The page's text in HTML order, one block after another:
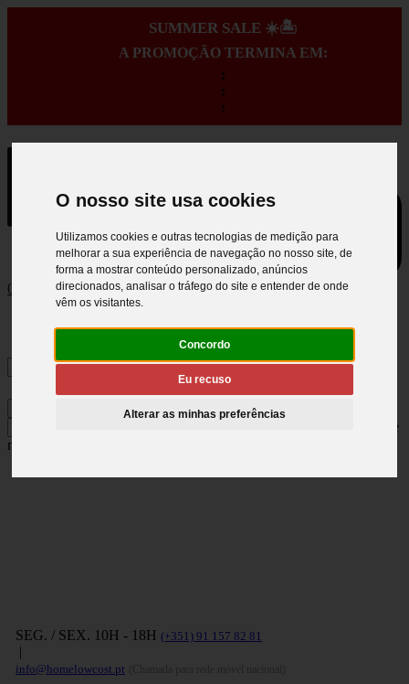
O nosso site usa cookies
Utilizamos cookies e outras tecnologias de medição para
melhorar a sua experiência de navegação no nosso site, de
forma a mostrar conteúdo personalizado, anúncios
direcionados, analisar o tráfego do site e entender de onde
vêm os visitantes.
Concordo
Eu recuso
Alterar as minhas preferências
SUMMER SALE ☀️🏝️
A PROMOÇÃO TERMINA EM:
:
:
:
0
Carregue no ENTER para pesquisar e
no ESC para fechar
SEG. / SEX. 10H - 18H (+351) 91 157 82 81
|
info@homelowcost.pt